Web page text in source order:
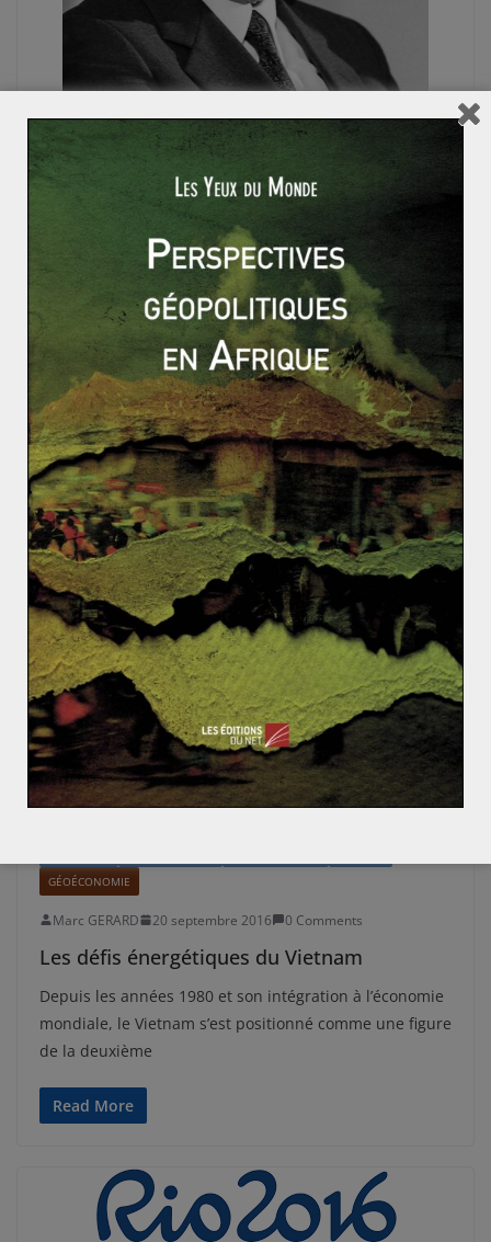
PROCHE ET MOYEN-ORIENT
4 octobre 2016 0 Comments
Shimon Peres en 5 déclarations
L’une des figures israéliennes les plus influentes de
l’Histoire, Shimon Peres, s’est éteinte dans la nuit du 27
Read More
GÉOÉCONOMIE
Marc GERARD 20 septembre 2016 0 Comments
Les défis énergétiques du Vietnam
Depuis les années 1980 et son intégration à l’économie
mondiale, le Vietnam s’est positionné comme une figure
de la deuxième
Read More